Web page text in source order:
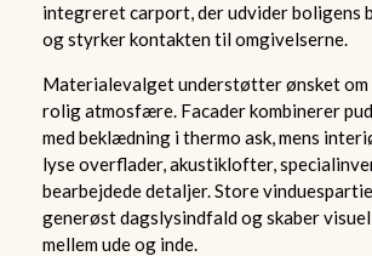
integreret carport, der udvider boligens
og styrker kontakten til omgivelserne.
Materialevalget understøtter ønsket om
rolig atmosfære. Facader kombinerer
med beklædning i thermo ask, mens
lyse overflader, akustiklofter,
bearbejdede detaljer. Store
generøst dagslysindfald og skaber
mellem ude og inde.